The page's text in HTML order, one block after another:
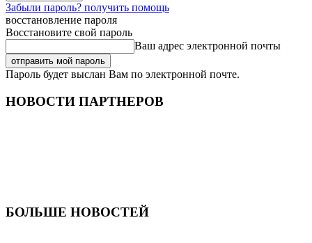
Забыли пароль? получить помощь
восстановление пароля
Восстановите свой пароль
Ваш адрес электронной почты
Пароль будет выслан Вам по электронной почте.
НОВОСТИ ПАРТНЕРОВ
БОЛЬШЕ НОВОСТЕЙ